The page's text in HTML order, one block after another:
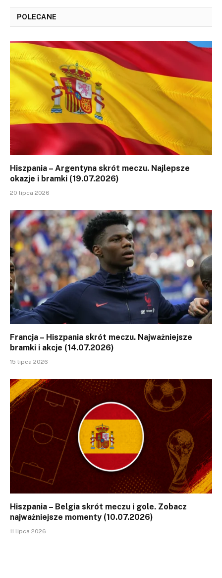
POLECANE
Hiszpania – Argentyna skrót meczu. Najlepsze
okazje i bramki (19.07.2026)
20 lipca 2026
Francja – Hiszpania skrót meczu. Najważniejsze
bramki i akcje (14.07.2026)
15 lipca 2026
Hiszpania – Belgia skrót meczu i gole. Zobacz
najważniejsze momenty (10.07.2026)
11 lipca 2026